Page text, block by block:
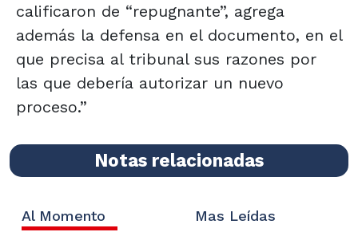
calificaron de “repugnante”, agrega
además la defensa en el documento, en el
que precisa al tribunal sus razones por
las que debería autorizar un nuevo
proceso.”
Notas relacionadas
Al Momento Mas Leídas